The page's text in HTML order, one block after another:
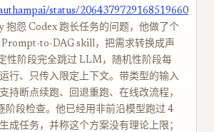
status/2064379729168519660
抱怨 Codex 跑长任务的问题，他做了个
Prompt-to-DAG skill，把需求转换成声
性阶段完全跳过 LLM，随机性阶段每
行、只传入限定上下文。带类型的输入
持断点续跑、回退重跑、在线改流程，
阶段检查。他已经用非前沿模型跑过 4
成任务，并称这个方案没有理论上限；